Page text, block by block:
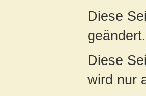
Diese
geändert.
Diese
wird nur